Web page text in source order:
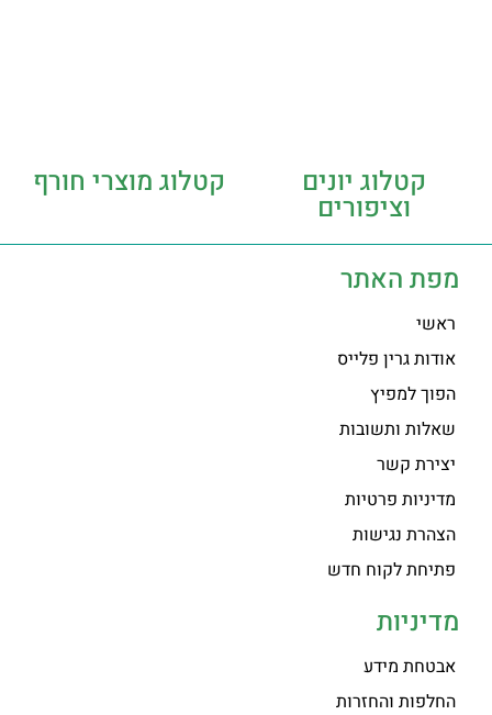
קטלוג יונים
וציפורים
קטלוג מוצרי חורף
מפת האתר
ראשי
אודות גרין פלייס
הפוך למפיץ
שאלות ותשובות
יצירת קשר
מדיניות פרטיות
הצהרת נגישות
פתיחת לקוח חדש
מדיניות
אבטחת מידע
החלפות והחזרות